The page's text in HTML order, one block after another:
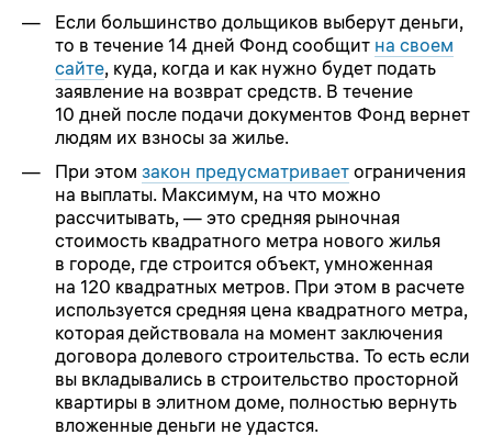
Если большинство дольщиков выберут деньги,
то в течение 14 дней Фонд сообщит на своем
сайте, куда, когда и как нужно будет подать
заявление на возврат средств. В течение
10 дней после подачи документов Фонд вернет
людям их взносы за жилье.
При этом закон предусматривает ограничения
на выплаты. Максимум, на что можно
рассчитывать, — это средняя рыночная
стоимость квадратного метра нового жилья
в городе, где строится объект, умноженная
на 120 квадратных метров. При этом в расчете
используется средняя цена квадратного метра,
которая действовала на момент заключения
договора долевого строительства. То есть если
вы вкладывались в строительство просторной
квартиры в элитном доме, полностью вернуть
вложенные деньги не удастся.